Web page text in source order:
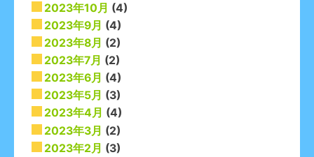
2023年10月 (4)
2023年9月 (4)
2023年8月 (2)
2023年7月 (2)
2023年6月 (4)
2023年5月 (3)
2023年4月 (4)
2023年3月 (2)
2023年2月 (3)